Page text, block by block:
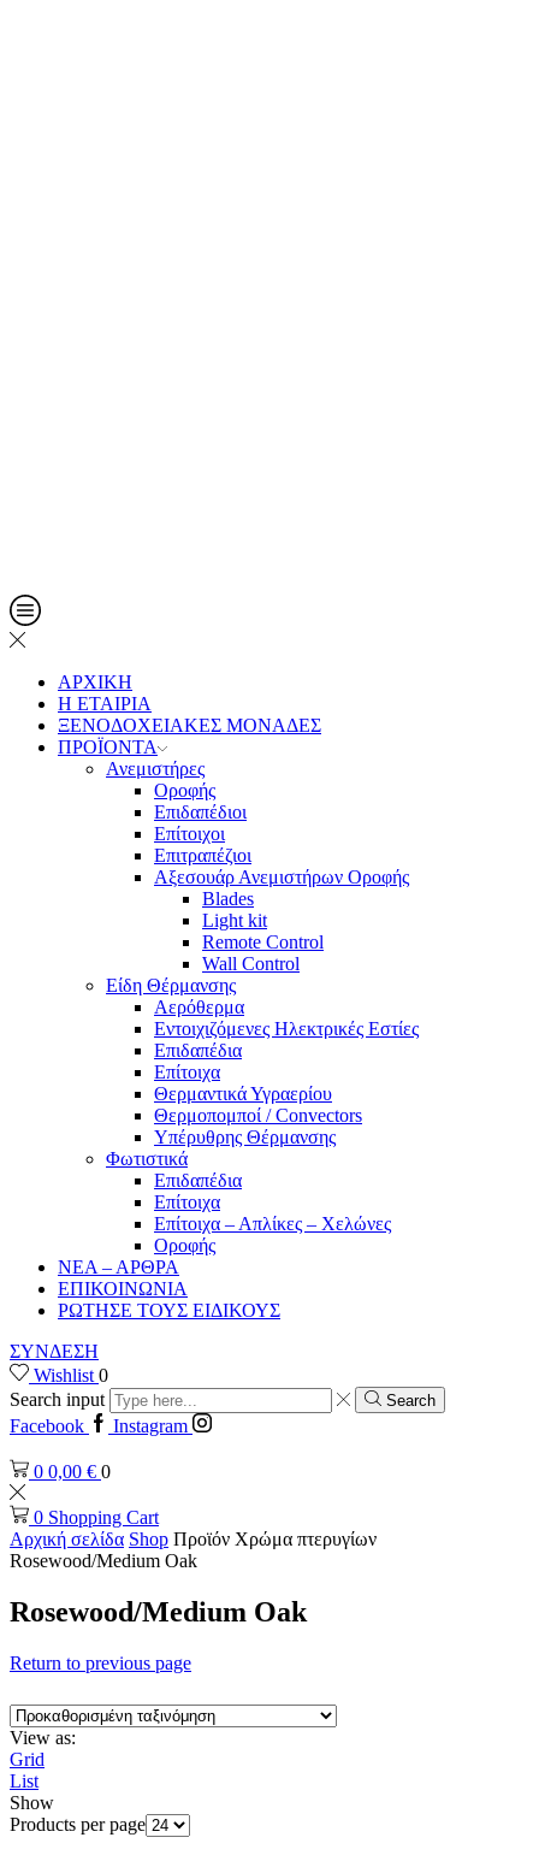
ΑΡΧΙΚΗ
Η ΕΤΑΙΡΙΑ
ΞΕΝΟΔΟΧΕΙΑΚΕΣ ΜΟΝΑΔΕΣ
ΠΡΟΪΟΝΤΑ
Ανεμιστήρες
Οροφής
Επιδαπέδιοι
Επίτοιχοι
Επιτραπέζιοι
Αξεσουάρ Ανεμιστήρων Οροφής
Blades
Light kit
Remote Control
Wall Control
Είδη Θέρμανσης
Αερόθερμα
Εντοιχιζόμενες Ηλεκτρικές Εστίες
Επιδαπέδια
Επίτοιχα
Θερμαντικά Υγραερίου
Θερμοπομποί / Convectors
Υπέρυθρης Θέρμανσης
Φωτιστικά
Επιδαπέδια
Επίτοιχα
Επίτοιχα – Απλίκες – Χελώνες
Οροφής
ΝΕΑ – ΑΡΘΡΑ
ΕΠΙΚΟΙΝΩΝΙΑ
ΡΩΤΗΣΕ ΤΟΥΣ ΕΙΔΙΚΟΥΣ
ΣΥΝΔΕΣΗ
Wishlist 0
Search input
Search
Facebook Instagram
0 0,00 € 0
0 Shopping Cart
Αρχική σελίδα Shop Προϊόν Χρώμα πτερυγίων
Rosewood/Medium Oak
Rosewood/Medium Oak
Return to previous page
View as:
Grid
List
Show
Products per page